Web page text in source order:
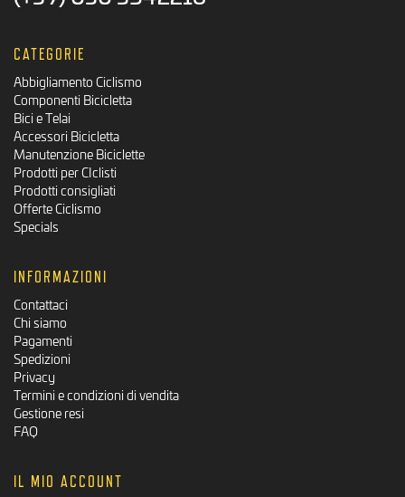
CATEGORIE
Abbigliamento Ciclismo
Componenti Bicicletta
Bici e Telai
Accessori Bicicletta
Manutenzione Biciclette
Prodotti per CIclisti
Prodotti consigliati
Offerte Ciclismo
Specials
INFORMAZIONI
Contattaci
Chi siamo
Pagamenti
Spedizioni
Privacy
Termini e condizioni di vendita
Gestione resi
FAQ
IL MIO ACCOUNT